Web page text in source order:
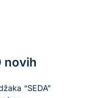
novih
“SEDA”